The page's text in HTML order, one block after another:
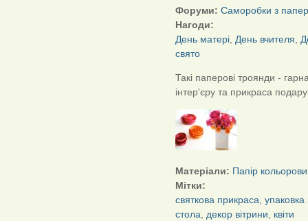
Форуми: Саморобки з
Нагоди:
День матері День вчителя
свято
Такі паперові троянди -
інтер'єру та прикраса
Матеріали: Папір
Мітки:
святкова прикраса
стола
декор вітрини квіти